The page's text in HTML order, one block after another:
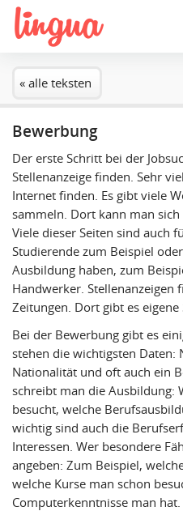
« alle teksten
Bewerbung
Der erste Schritt bei der
Stellenanzeige finden. Sehr
Internet finden. Es gibt viele
sammeln. Dort kann man
Viele dieser Seiten sind auch
Studierende zum Beispiel
Ausbildung haben, zum
Handwerker. Stellenanzeigen
Zeitungen. Dort gibt es
Bei der Bewerbung gibt es
stehen die wichtigsten Daten:
Nationalität und oft auch ein
schreibt man die Ausbildung:
besucht, welche
wichtig sind auch die
Interessen. Wer besondere
angeben: Zum Beispiel,
welche Kurse man schon
Computerkenntnisse man